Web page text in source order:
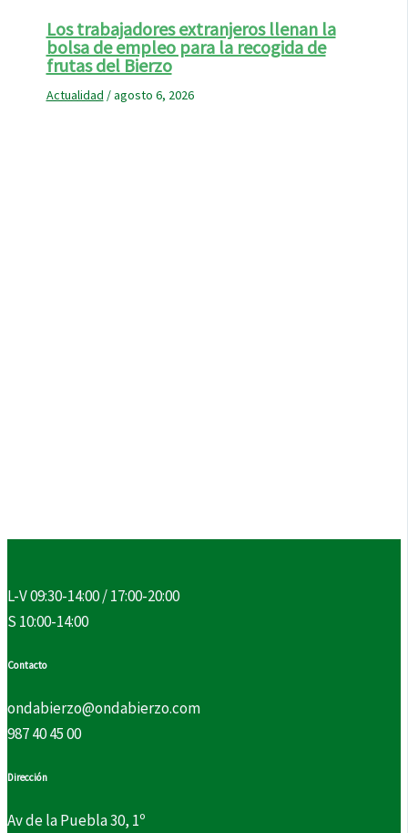
Los trabajadores extranjeros llenan la
bolsa de empleo para la recogida de
frutas del Bierzo
Actualidad /agosto 6, 2026
L-V 09:30-14:00 / 17:00-20:00
S 10:00-14:00
Contacto
ondabierzo@ondabierzo.com
987 40 45 00
Dirección
Av de la Puebla 30, 1º